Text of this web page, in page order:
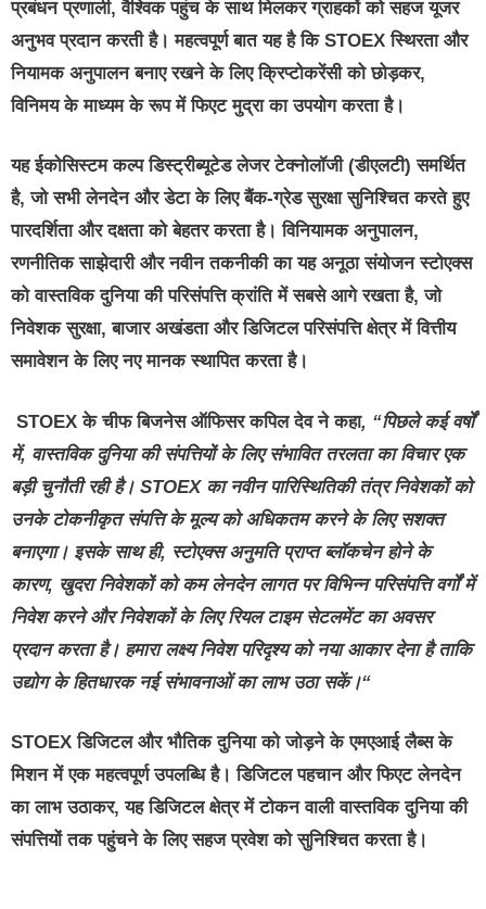
प्रबंधन प्रणाली, वैश्विक पहुंच के साथ मिलकर ग्राहकों को सहज यूजर
अनुभव प्रदान करती है। महत्वपूर्ण बात यह है कि STOEX स्थिरता और
नियामक अनुपालन बनाए रखने के लिए क्रिप्टोकरेंसी को छोड़कर,
विनिमय के माध्यम के रूप में फिएट मुद्रा का उपयोग करता है।
यह ईकोसिस्टम कल्प डिस्ट्रीब्यूटेड लेजर टेक्नोलॉजी (डीएलटी) समर्थित
है, जो सभी लेनदेन और डेटा के लिए बैंक-ग्रेड सुरक्षा सुनिश्चित करते हुए
पारदर्शिता और दक्षता को बेहतर करता है। विनियामक अनुपालन,
रणनीतिक साझेदारी और नवीन तकनीकी का यह अनूठा संयोजन स्टोएक्स
को वास्तविक दुनिया की परिसंपत्ति क्रांति में सबसे आगे रखता है, जो
निवेशक सुरक्षा, बाजार अखंडता और डिजिटल परिसंपत्ति क्षेत्र में वित्तीय
समावेशन के लिए नए मानक स्थापित करता है।
STOEXके चीफ बिजनेस ऑफिसर कपिल देव ने कहा, “पिछले कई वर्षों
में, वास्तविक दुनिया की संपत्तियों के लिए संभावित तरलता का विचार एक
बड़ी चुनौती रही है। STOEX का नवीन पारिस्थितिकी तंत्र निवेशकों को
उनके टोकनीकृत संपत्ति के मूल्य को अधिकतम करने के लिए सशक्त
बनाएगा। इसके साथ ही, स्टोएक्स अनुमति प्राप्त ब्लॉकचेन होने के
कारण, खुदरा निवेशकों को कम लेनदेन लागत पर विभिन्न परिसंपत्ति वर्गों में
निवेश करने और निवेशकों के लिए रियल टाइम सेटलमेंट का अवसर
प्रदान करता है। हमारा लक्ष्य निवेश परिदृश्य को नया आकार देना है ताकि
उद्योग के हितधारक नई संभावनाओं का लाभ उठा सकें।“
STOEX डिजिटल और भौतिक दुनिया को जोड़ने के एमएआई लैब्स के
मिशन में एक महत्वपूर्ण उपलब्धि है। डिजिटल पहचान और फिएट लेनदेन
का लाभ उठाकर, यह डिजिटल क्षेत्र में टोकन वाली वास्तविक दुनिया की
संपत्तियों तक पहुंचने के लिए सहज प्रवेश को सुनिश्चित करता है।